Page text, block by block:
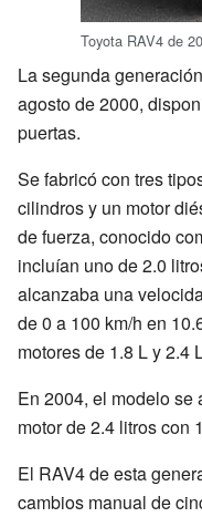
Toyota RAV4 de
La segunda
agosto de 2000,
puertas.
Se fabricó con tres
cilindros y un motor
de fuerza, conocido
incluían uno de 2.0
alcanzaba una
de 0 a 100 km/h en
motores de 1.8 L y 2.4
En 2004, el modelo
motor de 2.4 litros con
El RAV4 de esta
cambios manual de